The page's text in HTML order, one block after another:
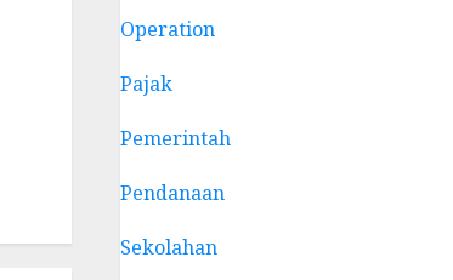
Operation
Pajak
Pemerintah
Pendanaan
Sekolahan